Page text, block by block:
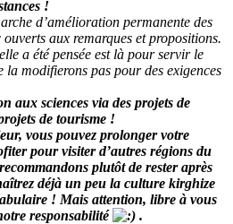
!
d’amélioration permanente des
aux remarques et propositions.
a été pensée est là pour servir le
la modifierons pas pour des exigences
aux sciences via des projets de
de tourisme !
vous pouvez prolonger votre
pour visiter d’autres régions du
plutôt de rester après
déjà un peu la culture kirghize
! Mais attention, libre à vous
responsabilité
.